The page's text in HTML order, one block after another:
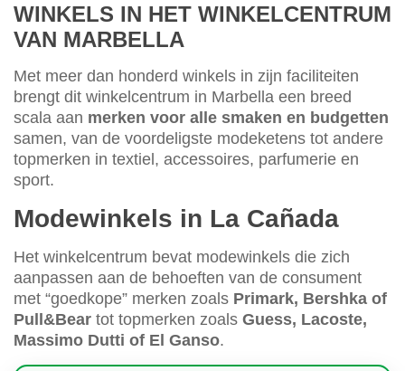
WINKELS IN HET WINKELCENTRUM
VAN MARBELLA
Met meer dan honderd winkels in zijn faciliteiten
brengt dit winkelcentrum in Marbella een breed
scala aan merken voor alle smaken en budgetten
samen, van de voordeligste modeketens tot andere
topmerken in textiel, accessoires, parfumerie en
sport.
Modewinkels in La Cañada
Het winkelcentrum bevat modewinkels die zich
aanpassen aan de behoeften van de consument
met “goedkope” merken zoals Primark, Bershka of
Pull&Bear tot topmerken zoals Guess, Lacoste,
Massimo Dutti of El Ganso.